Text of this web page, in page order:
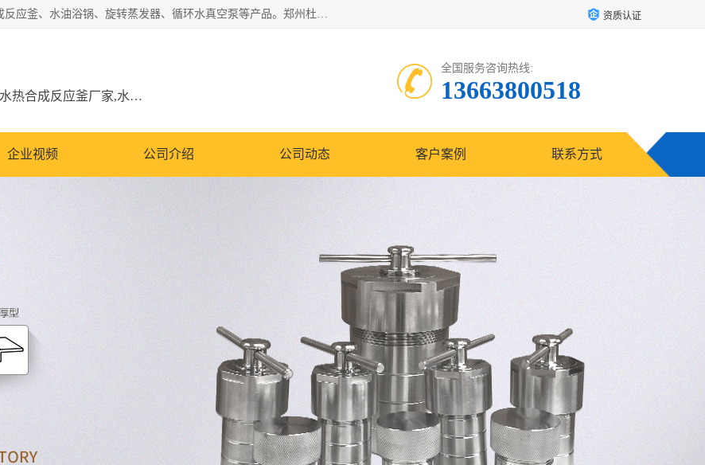
郑州杜甫仪器厂主营：低温冷却液循环泵、加热模块、水热合成反应釜、水油浴锅、旋转蒸发器、循环水真空泵等产品。郑州杜甫仪器厂在众多的教学仪器行业中依靠科技力量扬长避短、迅速发展，成为国家教委*生产教学仪器的厂家，产品具有国内良好水平，主导产品通过ISO9002质量认证。 资质认证
低温冷却液循环泵厂家,加热模块厂家,水热合成反应釜厂家,水油浴锅厂家,旋转蒸发器厂家
全国服务咨询热线:
13663800518
企业视频 公司介绍 公司动态 客户案例 联系方式